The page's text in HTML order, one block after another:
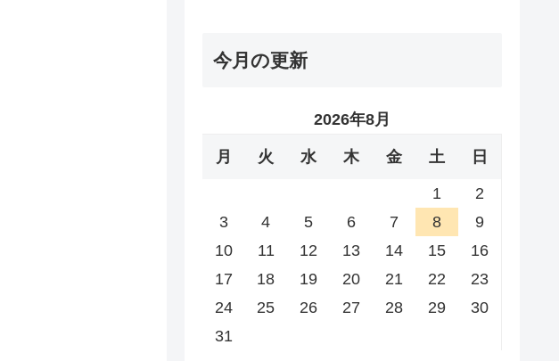
今月の更新
2026年8月
月 火 水 木 金 土 日
1
2
3
4 5 6 7 8
9
10
11 12 13 14 15
16
17
18 19 20 21 22
23
24
25 26 27 28 29
30
31